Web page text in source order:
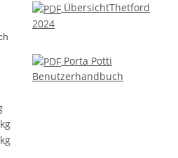
ÜbersichtThetford
2024
Porta Potti
Benutzerhandbuch
kg